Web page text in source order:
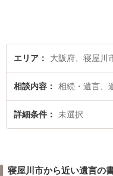
エリア 大阪府、寝屋川
相談内容 相続・遺言、
詳細条件 未選択
寝屋川市から近い遺言の